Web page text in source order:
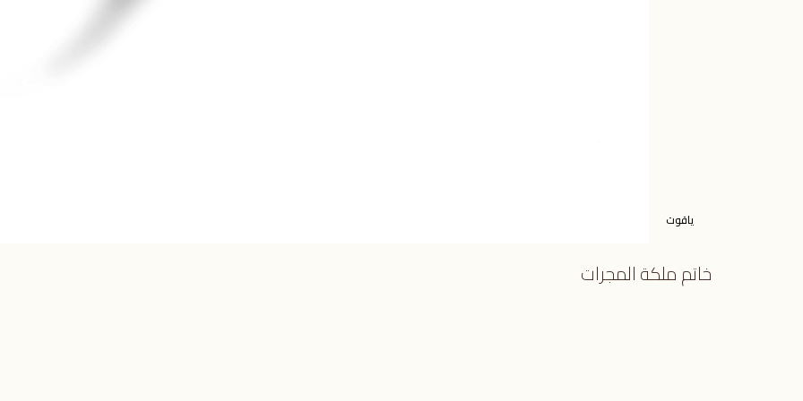
ياقوت
خاتم ملكة المجرات